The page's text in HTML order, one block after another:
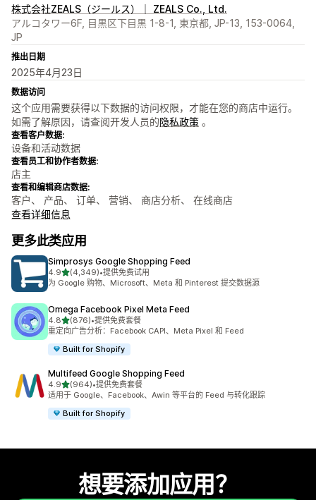
株式会社ZEALS（ジールス）｜ ZEALS Co., Ltd.
アルコタワー6F, 目黒区下目黒 1-8-1, 東京都, JP-13, 153-0064,
JP
推出日期
2025年4月23日
数据访问
这个应用需要获得以下数据的访问权限，才能在您的商店中运行。
如需了解原因，请查阅开发人员的隐私政策 。
查看客户数据:
设备和活动数据
查看员工和协作者数据:
店主
查看和编辑商店数据:
客户、 产品、 订单、 营销、 商店分析、 在线商店
查看详细信息
更多此类应用
Simprosys Google Shopping Feed
4.9星（满分 5 星）
(4,349)
总共 4349 条评论
•提供免费试用
为 Google 购物、Microsoft、Meta 和 Pinterest 提交数据源
Omega Facebook Pixel Meta Feed
4.8星（满分 5 星）
(876)
总共 876 条评论
•提供免费套餐
重定向广告分析：Facebook CAPI、Meta Pixel 和 Feed
Built for Shopify
Multifeed Google Shopping Feed
4.9星（满分 5 星）
(964)
总共 964 条评论
•提供免费套餐
适用于 Google、Facebook、Awin 等平台的 Feed 与转化跟踪
Built for Shopify
想要添加应用？